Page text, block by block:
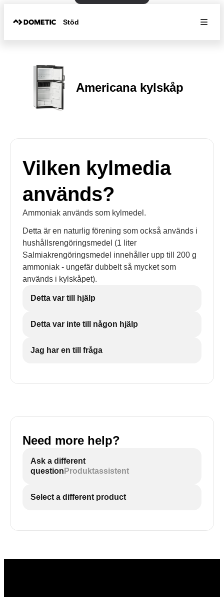
Stöd
Americana kylskåp
Vilken kylmedia
används?
Ammoniak används som kylmedel.
Detta är en naturlig förening som också används i
hushållsrengöringsmedel (1 liter
Salmiakrengöringsmedel innehåller upp till 200 g
ammoniak - ungefär dubbelt så mycket som
används i kylskåpet).
Detta var till hjälp
Detta var inte till någon hjälp
Jag har en till fråga
Need more help?
Ask a different
question Produktassistent
Select a different product